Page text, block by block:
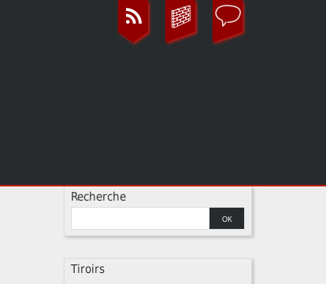
Recherche
Tiroirs